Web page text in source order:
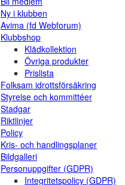
Ny i klubben
Avima (fd Webforum)
Klubbshop
Klädkollektion
Övriga produkter
Prislista
Folksam idrottsförsäkring
Styrelse och kommittéer
Stadgar
Riktlinjer
Policy
Kris- och handlingsplaner
Bildgalleri
Personuppgifter (GDPR)
Integritetspolicy (GDPR)